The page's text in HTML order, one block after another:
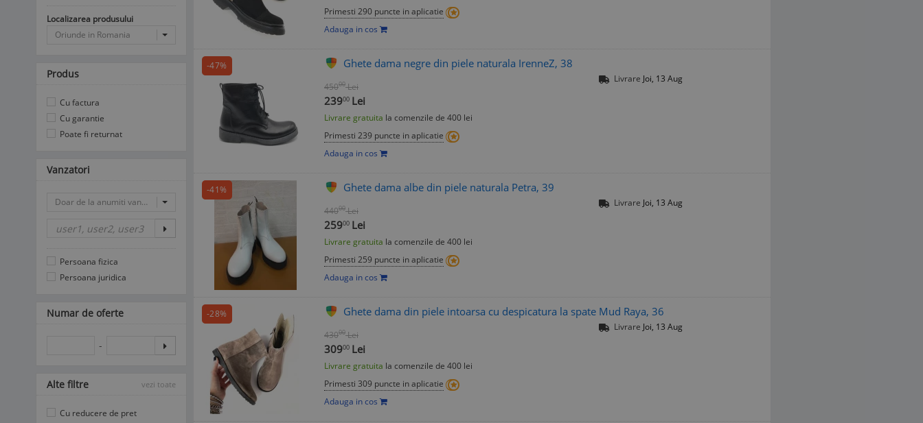
Primesti 290 puncte in aplicatie
Adauga in cos
-47% Ghete dama negre din piele naturala IrenneZ, 38
45000 Lei
23900 Lei
Livrare gratuita la comenzile de 400 lei
Primesti 239 puncte in aplicatie
Adauga in cos
Livrare Joi, 13 Aug
-41% Ghete dama albe din piele naturala Petra, 39
44000 Lei
25900 Lei
Livrare gratuita la comenzile de 400 lei
Primesti 259 puncte in aplicatie
Adauga in cos
Livrare Joi, 13 Aug
-28% Ghete dama din piele intoarsa cu despicatura la spate Mud Raya, 36
43000 Lei
30900 Lei
Livrare gratuita la comenzile de 400 lei
Primesti 309 puncte in aplicatie
Adauga in cos
Livrare Joi, 13 Aug
Localizarea produsului
Oriunde in Romania
Produs
Cu factura
Cu garantie
Poate fi returnat
Vanzatori
Doar de la anumiti vanzatori
Persoana fizica
Persoana juridica
Numar de oferte
-
Alte filtre vezi toate
Cu reducere de pret